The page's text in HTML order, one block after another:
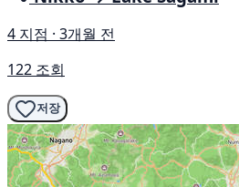
4 지점 · 3개월 전
122 조회
저장